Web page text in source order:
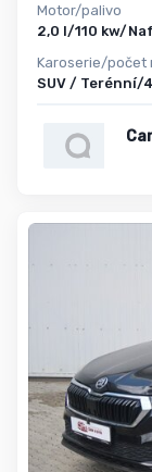
Motor/palivo
2,0 l/110 kw/
Karoserie/počet
SUV / Terénní/